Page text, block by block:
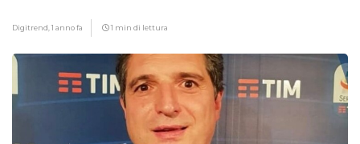
Digitrend,1 anno fa 1 min di lettura